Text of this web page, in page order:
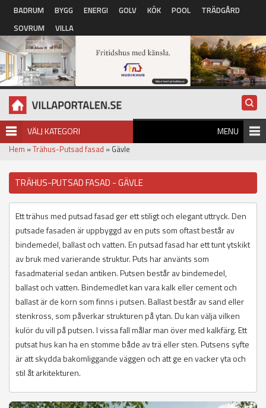
Hoppa till huvudinnehåll
BADRUM BYGG ENERGI GOLV KÖK POOL
TRÄDGÅRD
SOVRUM
VILLA
VÄLJ KATEGORI MENU
Hem »Trähus-Putsad fasad » Gävle
TRÄHUS-PUTSAD FASAD - GÄVLE
Ett trähus med putsad fasad ger ett stiligt och elegant uttryck. Den
putsade fasaden är uppbyggd av en puts som oftast består av
bindemedel, ballast och vatten. En putsad fasad har ett tunt ytskikt
av bruk med varierande struktur. Puts har använts som
fasadmaterial sedan antiken. Putsen består av bindemedel,
ballast och vatten. Bindemedlet kan vara kalk eller cement och
ballast är de korn som finns i putsen. Ballast består av sand eller
stenkross, som påverkar strukturen på ytan. Du kan välja vilken
kulör du vill på putsen. I vissa fall målar man över med kalkfärg. Ett
putsat hus kan ha en stomme både av trä eller sten. Putsens syfte
är att skydda bakomliggande väggen och att ge en vacker yta och
stil åt arkitekturen.